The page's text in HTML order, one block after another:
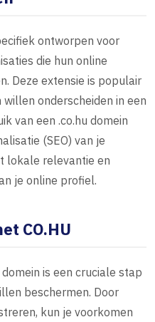
ontworpen voor
die hun online
Deze extensie is populair
onderscheiden in een
van een .co.hu domein
(SEO) van je
lokale relevantie en
je online profiel.
CO.HU
is een cruciale stap
beschermen. Door
kun je voorkomen